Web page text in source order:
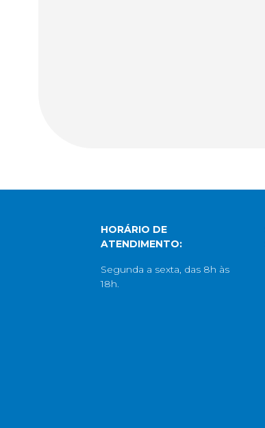
HORÁRIO DE
ATENDIMENTO:
Segunda a sexta, das 8h às
18h.